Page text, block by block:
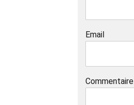
Email
Commentaire